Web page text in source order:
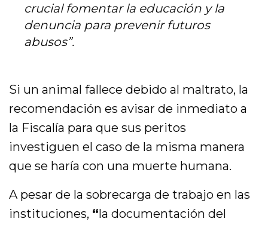
crucial fomentar la educación y la
denuncia para prevenir futuros
abusos”.
Si un animal fallece debido al maltrato, la
recomendación es avisar de inmediato a
la Fiscalía para que sus peritos
investiguen el caso de la misma manera
que se haría con una muerte humana.
A pesar de la sobrecarga de trabajo en las
instituciones, “la documentación del